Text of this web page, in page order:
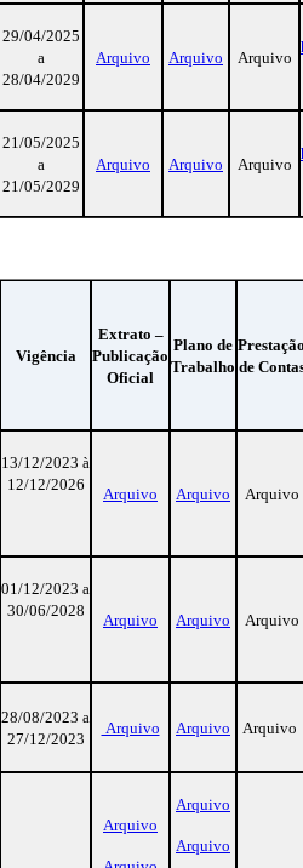
29/04/2025
a
28/04/2029
Arquivo Arquivo Arquivo
21/05/2025
a
21/05/2029
Arquivo Arquivo Arquivo
Vigência
Extrato –
Publicação
Oficial
Plano de
Trabalho de
13/12/2023 à
12/12/2026
Arquivo Arquivo Arquivo
01/12/2023 a
30/06/2028
Arquivo Arquivo Arquivo
28/08/2023 a
27/12/2023
Arquivo Arquivo Arquivo
Arquivo
Arquivo
Arquivo